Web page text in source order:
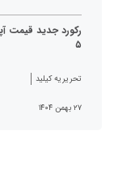
رکورد جدید قیمت
۵
تحریریه کیلید
۲۷ بهمن ۱۴۰۴